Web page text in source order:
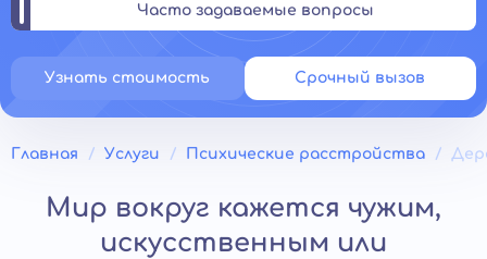
Часто задаваемые вопросы
Узнать стоимость Срочный вызов
Главная Услуги Психические расстройства
Мир вокруг кажется чужим,
искусственным или